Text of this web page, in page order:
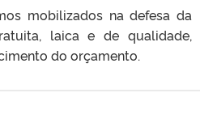
mobilizados na defesa da
laica e de qualidade,
do orçamento.